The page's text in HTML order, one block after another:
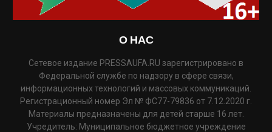
О НАС
Сетевое издание PRESSAUFA.RU зарегистрировано в
Федеральной службе по надзору в сфере связи,
информационных технологий и массовых коммуникаций.
Регистрационный номер Эл № ФС77-79836 от 7.12.2020 г.
Материалы предназначены для детей старше 16 лет.
Учредитель: Муниципальное бюджетное учреждение